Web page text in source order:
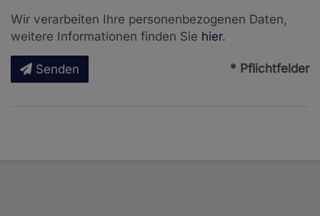
Wir verarbeiten Ihre personenbezogenen Daten,
weitere Informationen finden Sie hier.
Senden * Pflichtfelder